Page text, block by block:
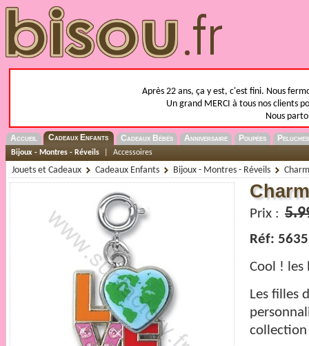
Après 22 ans, ça y est, c'est fini. Nous
Un grand MERCI à tous nos clients
Nous
Accueil Cadeaux Enfants Cadeaux Bébés Anniversaire Poupées Peluches
Bijoux - Montres - Réveils Accessoires
Jouets et Cadeaux Cadeaux Enfants Bijoux - Montres - Réveils
Prix :
Réf: 5635
Cool ! les
Les filles